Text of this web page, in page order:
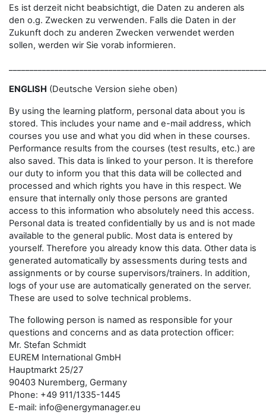
Es ist derzeit nicht beabsichtigt, die Daten zu anderen als
den o.g. Zwecken zu verwenden. Falls die Daten in der
Zukunft doch zu anderen Zwecken verwendet werden
sollen, werden wir Sie vorab informieren.
ENGLISH (Deutsche Version siehe oben)
By using the learning platform, personal data about you is
stored. This includes your name and e-mail address, which
courses you use and what you did when in these courses.
Performance results from the courses (test results, etc.) are
also saved. This data is linked to your person. It is therefore
our duty to inform you that this data will be collected and
processed and which rights you have in this respect. We
ensure that internally only those persons are granted
access to this information who absolutely need this access.
Personal data is treated confidentially by us and is not made
available to the general public. Most data is entered by
yourself. Therefore you already know this data. Other data is
generated automatically by assessments during tests and
assignments or by course supervisors/trainers. In addition,
logs of your use are automatically generated on the server.
These are used to solve technical problems.
The following person is named as responsible for your
questions and concerns and as data protection officer:
Mr. Stefan Schmidt
EUREM International GmbH
Hauptmarkt 25/27
90403 Nuremberg, Germany
Phone: +49 911/1335-1445
E-mail: info@energymanager.eu